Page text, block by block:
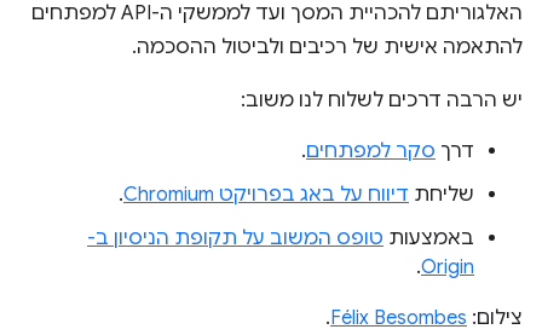
האלגוריתם להכהיית המסך ועד לממשקי ה-API למפתחים
להתאמה אישית של רכיבים ולביטול ההסכמה.
יש הרבה דרכים לשלוח לנו משוב:
דרך סקר למפתחים.
שליחת דיווח על באג בפרויקט Chromium
.
באמצעות טופס המשוב על תקופת הניסיון ב-
Origin
.
צילום: Félix Besombes
.